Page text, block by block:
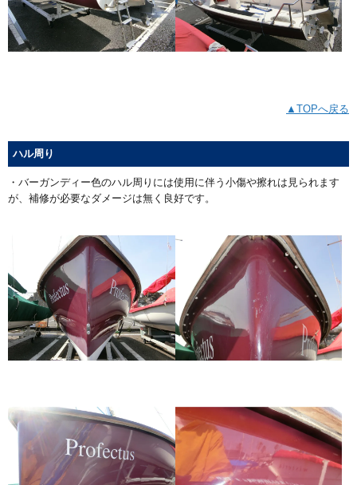
▲TOPへ戻る
ハル周り
・バーガンディー色のハル周りには使用に伴う小傷や擦れは見られます
が、補修が必要なダメージは無く良好です。